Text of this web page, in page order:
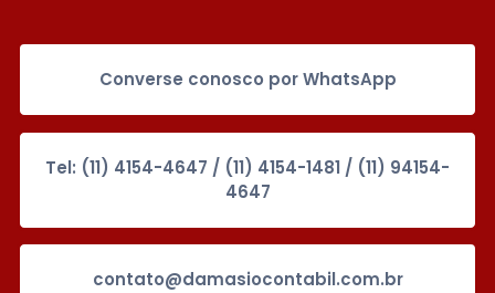
Converse conosco por WhatsApp
Tel: (11) 4154-4647 / (11) 4154-1481 / (11) 94154-
4647
contato@damasiocontabil.com.br